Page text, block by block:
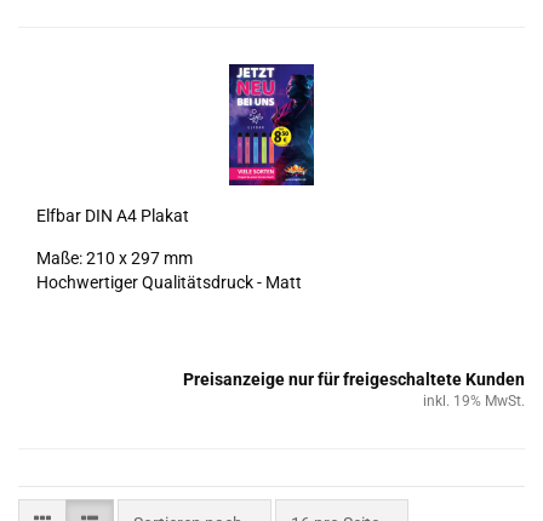
Elf­bar DIN A4 Pla­kat
Maße: 210 x 297 mm
Hoch­wer­ti­ger Qua­li­täts­druck - Matt
Preisanzeige nur für freigeschaltete Kunden
inkl. 19% MwSt.